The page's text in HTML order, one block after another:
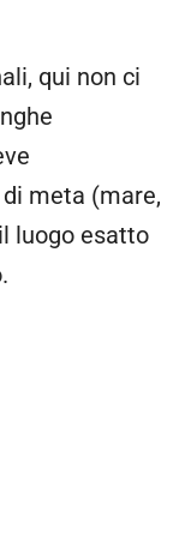
qui non ci
meta (mare,
luogo esatto